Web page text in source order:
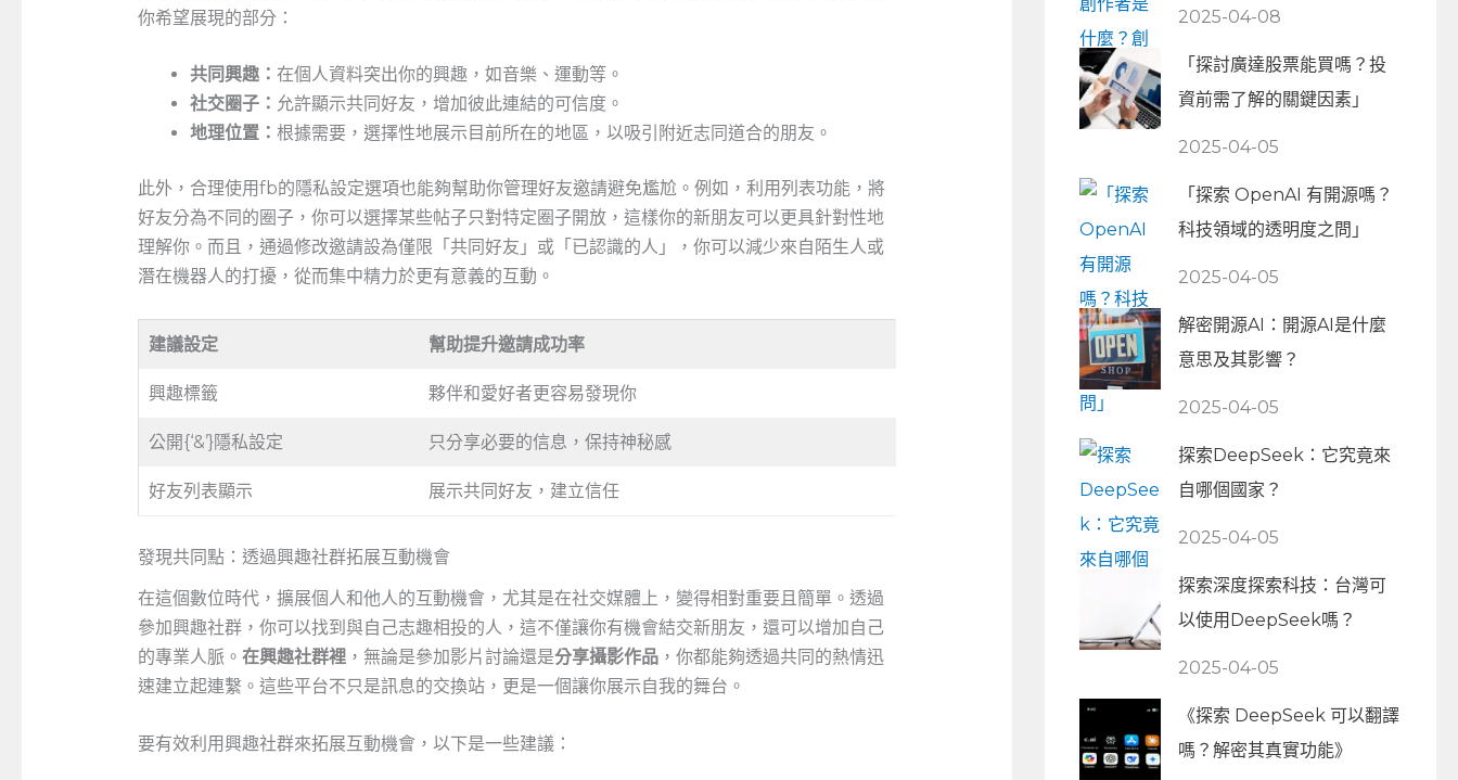
你希望展現的部分：
共同興趣： 在個人資料突出你的興趣，如音樂、運動等。
社交圈子： 允許顯示共同好友，增加彼此連結的可信度。
地理位置： 根據需要，選擇性地展示目前所在的地區，以吸引附近志同道合的朋友。
此外，合理使用fb的隱私設定選項也能夠幫助你管理好友邀請避免尷尬。例如，利用列表功能，將
好友分為不同的圈子，你可以選擇某些帖子只對特定圈子開放，這樣你的新朋友可以更具針對性地
理解你。而且，通過修改邀請設為僅限「共同好友」或「已認識的人」，你可以減少來自陌生人或
潛在機器人的打擾，從而集中精力於更有意義的互動。
建議設定 幫助提升邀請成功率
興趣標籤 夥伴和愛好者更容易發現你
公開{‘&’}隱私設定 只分享必要的信息，保持神秘感
好友列表顯示 展示共同好友，建立信任
發現共同點：透過興趣社群拓展互動機會
在這個數位時代，擴展個人和他人的互動機會，尤其是在社交媒體上，變得相對重要且簡單。透過
參加興趣社群，你可以找到與自己志趣相投的人，這不僅讓你有機會結交新朋友，還可以增加自己
的專業人脈。 在興趣社群裡，無論是參加影片討論還是分享攝影作品，你都能夠透過共同的熱情迅
速建立起連繫。這些平台不只是訊息的交換站，更是一個讓你展示自我的舞台。
要有效利用興趣社群來拓展互動機會，以下是一些建議：
2025-04-08
「探討廣達股票能買嗎？投
資前需了解的關鍵因素」
2025-04-05
「探索 OpenAI 有開源嗎？
科技領域的透明度之問」
2025-04-05
解密開源AI：開源AI是什麼
意思及其影響？
2025-04-05
探索DeepSeek：它究竟來
自哪個國家？
2025-04-05
探索深度探索科技：台灣可
以使用DeepSeek嗎？
2025-04-05
《探索 DeepSeek 可以翻譯
嗎？解密其真實功能》